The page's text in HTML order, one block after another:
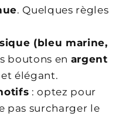
. Quelques règles
(bleu marine,
boutons en argent
élégant.
: optez pour
pas surcharger le